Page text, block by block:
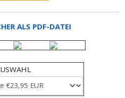
ALS PDF-DATEI